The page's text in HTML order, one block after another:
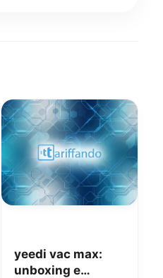
yeedi vac max:
unboxing e